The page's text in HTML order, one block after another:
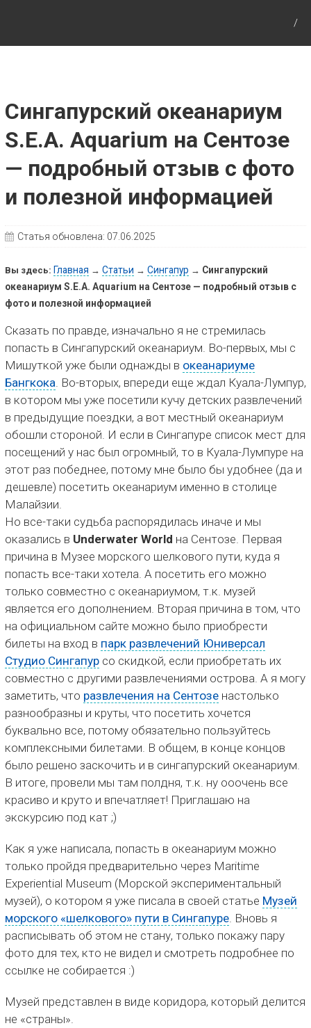
Сингапурский океанариум
S.E.A. Aquarium на Сентозе
— подробный отзыв с фото
и полезной информацией
Статья обновлена: 07.06.2025
Вы здесь: Главная → Статьи → Сингапур → Сингапурский
океанариум S.E.A. Aquarium на Сентозе — подробный отзыв с
фото и полезной информацией
Сказать по правде, изначально я не стремилась
попасть в Сингапурский океанариум. Во-первых, мы с
Мишуткой уже были однажды в океанариуме
Бангкока. Во-вторых, впереди еще ждал Куала-Лумпур,
в котором мы уже посетили кучу детских развлечений
в предыдущие поездки, а вот местный океанариум
обошли стороной. И если в Сингапуре список мест для
посещений у нас был огромный, то в Куала-Лумпуре на
этот раз победнее, потому мне было бы удобнее (да и
дешевле) посетить океанариум именно в столице
Малайзии.
Но все-таки судьба распорядилась иначе и мы
оказались в Underwater World на Сентозе. Первая
причина в Музее морского шелкового пути, куда я
попасть все-таки хотела. А посетить его можно
только совместно с океанариумом, т.к. музей
является его дополнением. Вторая причина в том, что
на официальном сайте можно было приобрести
билеты на вход в парк развлечений Юниверсал
Студио Сингапурсо скидкой, если приобретать их
совместно с другими развлечениями острова. А я могу
заметить, что развлечения на Сентозенастолько
разнообразны и круты, что посетить хочется
буквально все, потому обязательно пользуйтесь
комплексными билетами. В общем, в конце концов
было решено заскочить и в сингапурский океанариум.
В итоге, провели мы там полдня, т.к. ну ооочень все
красиво и круто и впечатляет! Приглашаю на
экскурсию под кат ;)
Как я уже написала, попасть в океанариум можно
только пройдя предварительно через Maritime
Experiential Museum (Морской экспериментальный
музей), о котором я уже писала в своей статье Музей
морского «шелкового» пути в Сингапуре. Вновь я
расписывать об этом не стану, только покажу пару
фото для тех, кто не видел и смотреть подробнее по
ссылке не собирается :)
Музей представлен в виде коридора, который делится
не «страны».